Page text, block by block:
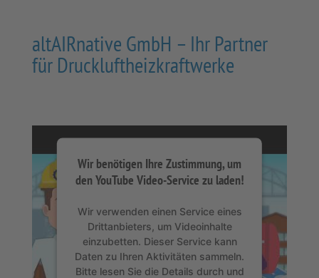
altAIRnative GmbH – Ihr Partner
für Druckluftheizkraftwerke
Wir benötigen Ihre Zustimmung, um
den YouTube Video-Service zu laden!
Wir verwenden einen Service eines
Drittanbieters, um Videoinhalte
einzubetten. Dieser Service kann
Daten zu Ihren Aktivitäten sammeln.
Bitte lesen Sie die Details durch und